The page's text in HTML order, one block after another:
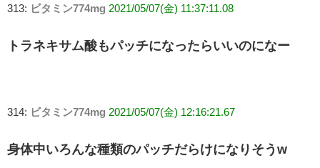
313: ビタミン774mg 2021/05/07(金) 11:37:11.08
トラネキサム酸もパッチになったらいいのになー
314: ビタミン774mg 2021/05/07(金) 12:16:21.67
身体中いろんな種類のパッチだらけになりそうw